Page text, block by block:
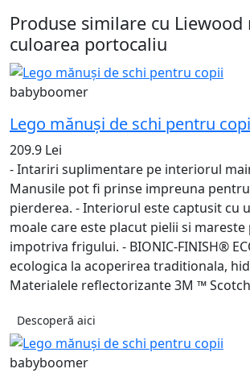
Produse similare cu Liewood
culoarea portocaliu
babyboomer
Lego mănuși de schi pentru
209.9 Lei
- Intariri suplimentare pe interiorul
Manusile pot fi prinse impreuna
pierderea. - Interiorul este captusit cu
moale care este placut pielii si
impotriva frigului. - BIONIC-FINISH®
ecologica la acoperirea traditionala,
Materialele reflectorizante 3M ™
Descoperă aici
babyboomer